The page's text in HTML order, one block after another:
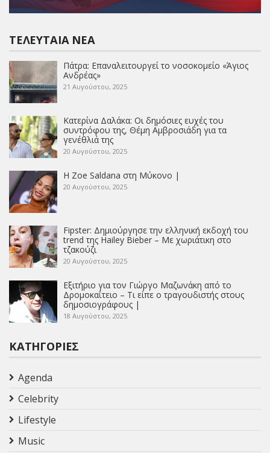
ΤΕΛΕΥΤΑΊΑ ΝΈΑ
Πάτρα: Επαναλειτουργεί το νοσοκομείο «Άγιος
Ανδρέας»
21 Αυγούστου, 2025
Κατερίνα Δαλάκα: Οι δημόσιες ευχές του
συντρόφου της, Θέμη Αμβροσιάδη για τα
γενέθλιά της
20 Αυγούστου, 2025
Η Zoe Saldana στη Μύκονο |
20 Αυγούστου, 2025
Fipster: Δημιούργησε την ελληνική εκδοχή του
trend της Hailey Bieber – Με χωριάτικη στο
τζακούζι
20 Αυγούστου, 2025
Εξιτήριο για τον Γιώργο Μαζωνάκη από το
Δρομοκαΐτειο – Τι είπε ο τραγουδιστής στους
δημοσιογράφους |
18 Αυγούστου, 2025
ΚΑΤΗΓΟΡΊΕΣ
Agenda
Celebrity
Lifestyle
Music